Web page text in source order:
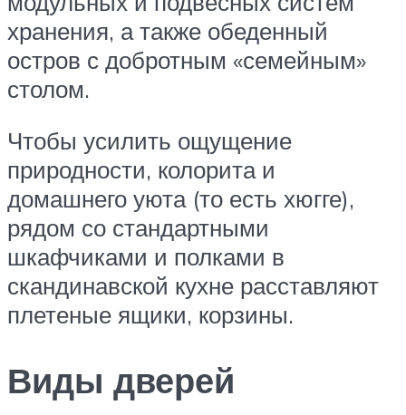
хранения, а также обеденный
остров с добротным «семейным»
столом.
Чтобы усилить ощущение
природности, колорита и
домашнего уюта (то есть хюгге),
рядом со стандартными
шкафчиками и полками в
скандинавской кухне расставляют
плетеные ящики, корзины.
Виды дверей